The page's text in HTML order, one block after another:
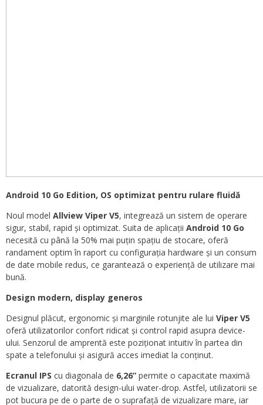
Android 10 Go Edition, OS optimizat pentru rulare fluidă
Noul model Allview Viper V5, integrează un sistem de operare
sigur, stabil, rapid și optimizat. Suita de aplicații Android 10 Go
necesită cu până la 50% mai puțin spațiu de stocare, oferă
randament optim în raport cu configurația hardware și un consum
de date mobile redus, ce garantează o experiență de utilizare mai
bună.
Design modern, display generos
Designul plăcut, ergonomic și marginile rotunjite ale lui Viper V5
oferă utilizatorilor confort ridicat și control rapid asupra device-
ului. Senzorul de amprentă este poziționat intuitiv în partea din
spate a telefonului și asigură acces imediat la conținut.
Ecranul IPS cu diagonala de 6,26” permite o capacitate maximă
de vizualizare, datorită design-ului water-drop. Astfel, utilizatorii se
pot bucura pe de o parte de o suprafață de vizualizare mare, iar